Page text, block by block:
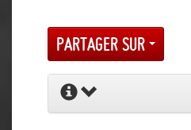
Partager sur